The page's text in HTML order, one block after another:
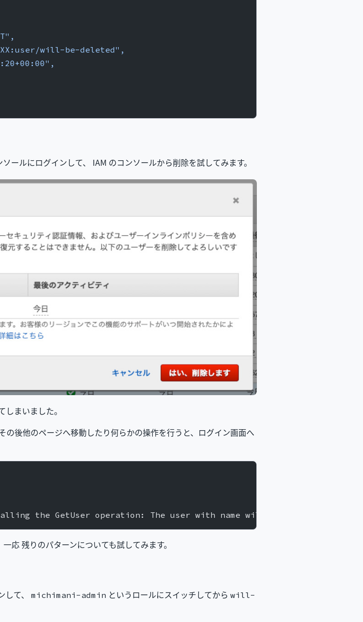
will-be-deleted",
ールにログインして、 IAM のコンソールから削除を試してみます。
まいました。
後他のページへ移動したり何らかの操作を行うと、ログイン画面へ
the GetUser operation: The user with name will-be-deleted cannot
応 残りのパターンについても試してみます。
て、 michimani-admin というロールにスイッチしてから will-